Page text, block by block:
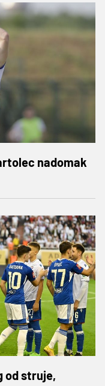
nadomak
od struje,